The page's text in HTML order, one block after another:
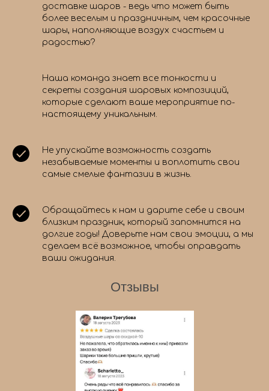
доставке шаров - ведь что может быть
более веселым и праздничным, чем красочные
шары, наполняющие воздух счастьем и
радостью?
Наша команда знает все тонкости и
секреты создания шаровых композиций,
которые сделают ваше мероприятие по-
настоящему уникальным.
Не упускайте возможность создать
незабываемые моменты и воплотить свои
самые смелые фантазии в жизнь.
Обращайтесь к нам и дарите себе и своим
близким праздник, который запомнится на
долгие годы! Доверьте нам свои эмоции, а мы
сделаем всё возможное, чтобы оправдать
ваши ожидания.
Отзывы